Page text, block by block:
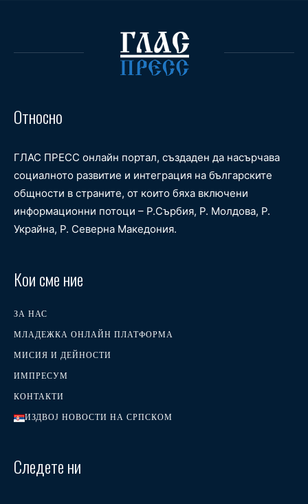
Относно
ГЛАС ПРЕСС онлайн портал, създаден да насърчава
социалното развитие и интеграция на българските
общности в страните, от които бяха включени
информационни потоци – Р.Сърбия, Р. Молдова, Р.
Украйна, Р. Северна Македония.
Кои сме ние
ЗА НАС
МЛАДЕЖКА ОНЛАЙН ПЛАТФОРМА
МИСИЯ И ДЕЙНОСТИ
ИМПРЕСУМ
КОНТАКТИ
ИЗДВОЈ НОВОСТИ НА СРПСКОМ
Следете ни